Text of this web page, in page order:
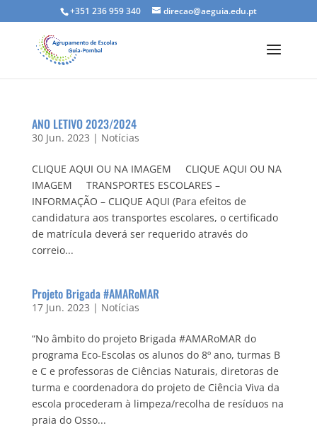
+351 236 959 340 direcao@aeguia.edu.pt
ANO LETIVO 2023/2024
30 Jun. 2023 | Notícias
CLIQUE AQUI OU NA IMAGEM CLIQUE AQUI OU NA
IMAGEM TRANSPORTES ESCOLARES –
INFORMAÇÃO – CLIQUE AQUI (Para efeitos de
candidatura aos transportes escolares, o certificado
de matrícula deverá ser requerido através do
correio...
Projeto Brigada #AMARoMAR
17 Jun. 2023 | Notícias
“No âmbito do projeto Brigada #AMARoMAR do
programa Eco-Escolas os alunos do 8º ano, turmas B
e C e professoras de Ciências Naturais, diretoras de
turma e coordenadora do projeto de Ciência Viva da
escola procederam à limpeza/recolha de resíduos na
praia do Osso...